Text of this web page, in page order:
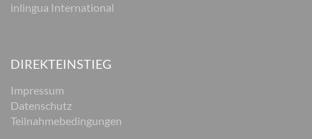
inlingua International
DIREKTEINSTIEG
Impressum
Datenschutz
Teilnahmebedingungen